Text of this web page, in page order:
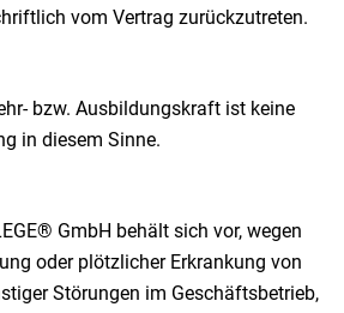
vom Vertrag zurückzutreten.
bzw. Ausbildungskraft ist keine
in diesem Sinne.
GmbH behält sich vor, wegen
oder plötzlicher Erkrankung von
Störungen im Geschäftsbetrieb,